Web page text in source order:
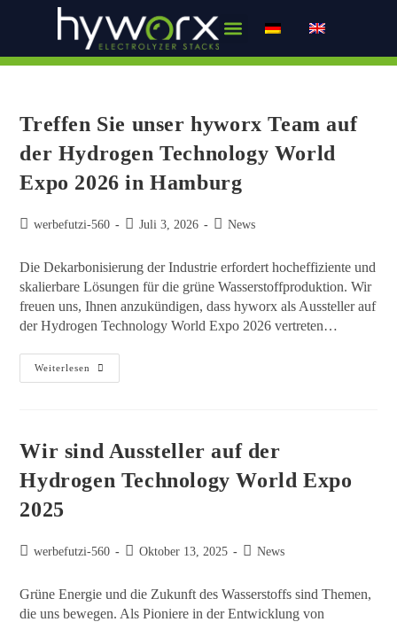
Treffen Sie unser hyworx Team auf
der Hydrogen Technology World
Expo 2026 in Hamburg
werbefutzi-560 Juli 3, 2026 News
Die Dekarbonisierung der Industrie erfordert hocheffiziente und
skalierbare Lösungen für die grüne Wasserstoffproduktion. Wir
freuen uns, Ihnen anzukündigen, dass hyworx als Aussteller auf
der Hydrogen Technology World Expo 2026 vertreten…
Weiterlesen
Wir sind Aussteller auf der
Hydrogen Technology World Expo
2025
werbefutzi-560 Oktober 13, 2025 News
Grüne Energie und die Zukunft des Wasserstoffs sind Themen,
die uns bewegen. Als Pioniere in der Entwicklung von